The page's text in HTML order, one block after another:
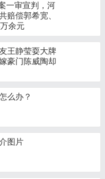
一审宣判，河
赔偿郭希宽、
余元
王静莹耍大牌
豪门陈威陶却
么办？
图片